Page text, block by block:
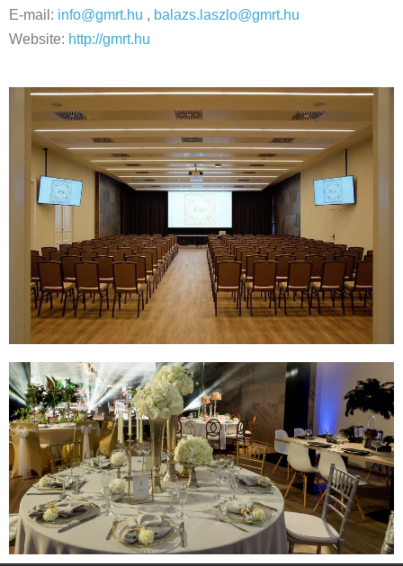
E-mail: info@gmrt.hu , balazs.laszlo@gmrt.hu
Website: http://gmrt.hu